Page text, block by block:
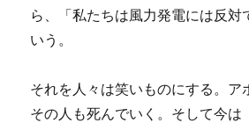
ら、「私たちは風力発電には反対
いう。
それを人々は笑いものにする。ア
その人も死んでいく。そして今は